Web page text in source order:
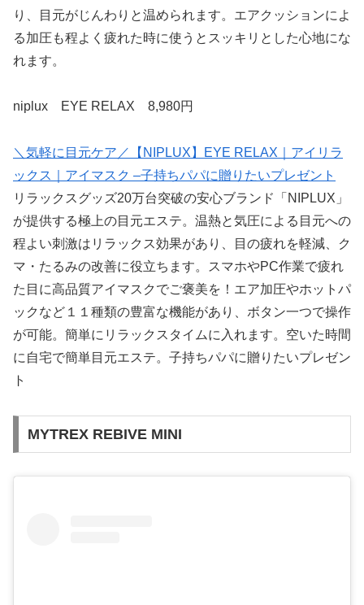
り、目元がじんわりと温められます。エアクッションによ
る加圧も程よく疲れた時に使うとスッキリとした心地にな
れます。
niplux EYE RELAX 8,980円
＼気軽に目元ケア／【NIPLUX】EYE RELAX｜アイリラ
ックス｜アイマスク –子持ちパパに贈りたいプレゼント
リラックスグッズ20万台突破の安心ブランド「NIPLUX」
が提供する極上の目元エステ。温熱と気圧による目元への
程よい刺激はリラックス効果があり、目の疲れを軽減、ク
マ・たるみの改善に役立ちます。スマホやPC作業で疲れ
た目に高品質アイマスクでご褒美を！エア加圧やホットパ
ックなど１１種類の豊富な機能があり、ボタン一つで操作
が可能。簡単にリラックスタイムに入れます。空いた時間
に自宅で簡単目元エステ。子持ちパパに贈りたいプレゼン
ト
MYTREX REBIVE MINI